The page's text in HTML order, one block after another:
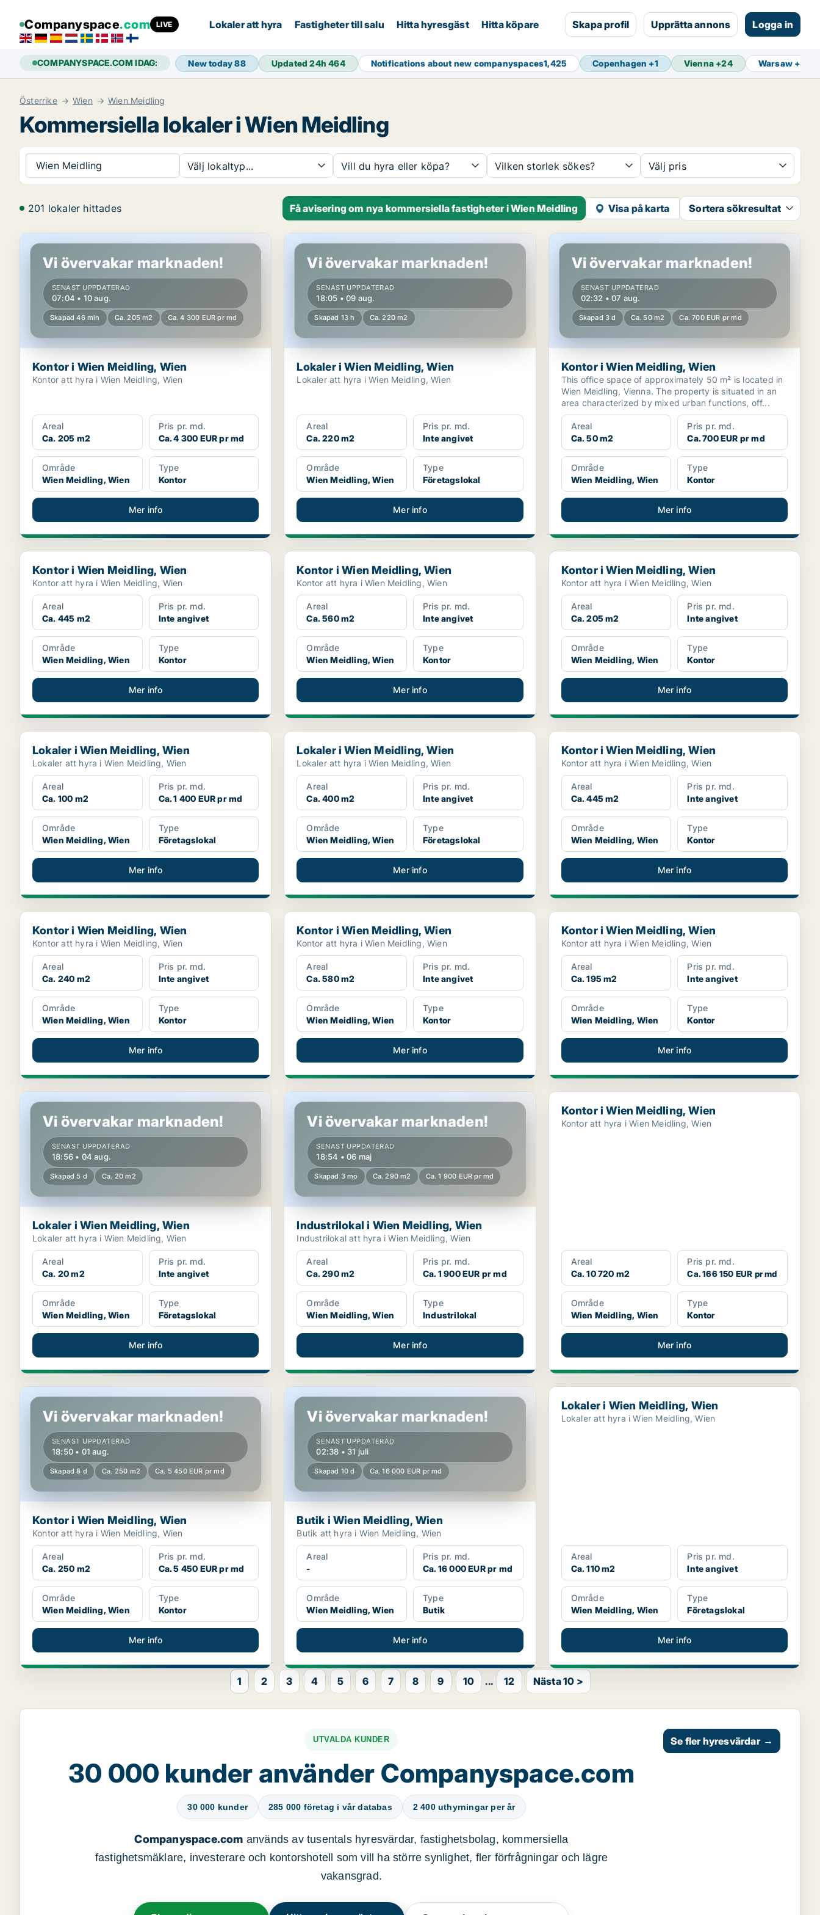
Companyspace.com LIVE Lokaler att hyra Fastigheter till salu Hitta hyresgäst Hitta köpare Skapa profil Upprätta annons Logga in
COMPANYSPACE.COM IDAG: New today88 Updated 24h464 Notifications about new companyspaces1,425 Copenhagen +1 Vienna +24 Warsaw +3
Österrike Wien Wien Meidling
Kommersiella lokaler i Wien Meidling
Wien Meidling Välj lokaltyp... Vill du hyra eller köpa? Vilken storlek sökes? Välj pris
201 lokaler hittades Få avisering om nya kommersiella fastigheter i Wien Meidling Visa på karta Sortera sökresultat
Kontor i Wien Meidling, Wien
Vi övervakar marknaden!
SENAST UPPDATERAD
07:04 • 10 aug.
Skapad 46 min Ca. 205 m2 Ca. 4 300 EUR pr md
Kontor i Wien Meidling, Wien
Kontor att hyra i Wien Meidling, Wien
Areal
Ca. 205 m2
Pris pr. md.
Ca. 4 300 EUR pr md
Område
Wien Meidling, Wien
Type
Kontor
Mer info
Lokaler i Wien Meidling, Wien
Vi övervakar marknaden!
SENAST UPPDATERAD
18:05 • 09 aug.
Skapad 13 h Ca. 220 m2
Lokaler i Wien Meidling, Wien
Lokaler att hyra i Wien Meidling, Wien
Areal
Ca. 220 m2
Pris pr. md.
Inte angivet
Område
Wien Meidling, Wien
Type
Företagslokal
Mer info
Kontor i Wien Meidling, Wien
Vi övervakar marknaden!
SENAST UPPDATERAD
02:32 • 07 aug.
Skapad 3 d Ca. 50 m2 Ca. 700 EUR pr md
Kontor i Wien Meidling, Wien
This office space of approximately 50 m² is located in
Wien Meidling, Vienna. The property is situated in an
area characterized by mixed urban functions, off...
Areal
Ca. 50 m2
Pris pr. md.
Ca. 700 EUR pr md
Område
Wien Meidling, Wien
Type
Kontor
Mer info
Kontor i Wien Meidling, Wien
Kontor i Wien Meidling, Wien
Kontor att hyra i Wien Meidling, Wien
Areal
Ca. 445 m2
Pris pr. md.
Inte angivet
Område
Wien Meidling, Wien
Type
Kontor
Mer info
Kontor i Wien Meidling, Wien
Kontor i Wien Meidling, Wien
Kontor att hyra i Wien Meidling, Wien
Areal
Ca. 560 m2
Pris pr. md.
Inte angivet
Område
Wien Meidling, Wien
Type
Kontor
Mer info
Kontor i Wien Meidling, Wien
Kontor i Wien Meidling, Wien
Kontor att hyra i Wien Meidling, Wien
Areal
Ca. 205 m2
Pris pr. md.
Inte angivet
Område
Wien Meidling, Wien
Type
Kontor
Mer info
Lokaler i Wien Meidling, Wien
Lokaler i Wien Meidling, Wien
Lokaler att hyra i Wien Meidling, Wien
Areal
Ca. 100 m2
Pris pr. md.
Ca. 1 400 EUR pr md
Område
Wien Meidling, Wien
Type
Företagslokal
Mer info
Lokaler i Wien Meidling, Wien
Lokaler i Wien Meidling, Wien
Lokaler att hyra i Wien Meidling, Wien
Areal
Ca. 400 m2
Pris pr. md.
Inte angivet
Område
Wien Meidling, Wien
Type
Företagslokal
Mer info
Kontor i Wien Meidling, Wien
Kontor i Wien Meidling, Wien
Kontor att hyra i Wien Meidling, Wien
Areal
Ca. 445 m2
Pris pr. md.
Inte angivet
Område
Wien Meidling, Wien
Type
Kontor
Mer info
Kontor i Wien Meidling, Wien
Kontor i Wien Meidling, Wien
Kontor att hyra i Wien Meidling, Wien
Areal
Ca. 240 m2
Pris pr. md.
Inte angivet
Område
Wien Meidling, Wien
Type
Kontor
Mer info
Kontor i Wien Meidling, Wien
Kontor i Wien Meidling, Wien
Kontor att hyra i Wien Meidling, Wien
Areal
Ca. 580 m2
Pris pr. md.
Inte angivet
Område
Wien Meidling, Wien
Type
Kontor
Mer info
Kontor i Wien Meidling, Wien
Kontor i Wien Meidling, Wien
Kontor att hyra i Wien Meidling, Wien
Areal
Ca. 195 m2
Pris pr. md.
Inte angivet
Område
Wien Meidling, Wien
Type
Kontor
Mer info
Lokaler i Wien Meidling, Wien
Vi övervakar marknaden!
SENAST UPPDATERAD
18:56 • 04 aug.
Skapad 5 d Ca. 20 m2
Lokaler i Wien Meidling, Wien
Lokaler att hyra i Wien Meidling, Wien
Areal
Ca. 20 m2
Pris pr. md.
Inte angivet
Område
Wien Meidling, Wien
Type
Företagslokal
Mer info
Industrilokal i Wien Meidling, Wien
Vi övervakar marknaden!
SENAST UPPDATERAD
18:54 • 06 maj
Skapad 3 mo Ca. 290 m2 Ca. 1 900 EUR pr md
Industrilokal i Wien Meidling, Wien
Industrilokal att hyra i Wien Meidling, Wien
Areal
Ca. 290 m2
Pris pr. md.
Ca. 1 900 EUR pr md
Område
Wien Meidling, Wien
Type
Industrilokal
Mer info
Kontor i Wien Meidling, Wien
Kontor i Wien Meidling, Wien
Kontor att hyra i Wien Meidling, Wien
Areal
Ca. 10 720 m2
Pris pr. md.
Ca. 166 150 EUR pr md
Område
Wien Meidling, Wien
Type
Kontor
Mer info
Kontor i Wien Meidling, Wien
Vi övervakar marknaden!
SENAST UPPDATERAD
18:50 • 01 aug.
Skapad 8 d Ca. 250 m2 Ca. 5 450 EUR pr md
Kontor i Wien Meidling, Wien
Kontor att hyra i Wien Meidling, Wien
Areal
Ca. 250 m2
Pris pr. md.
Ca. 5 450 EUR pr md
Område
Wien Meidling, Wien
Type
Kontor
Mer info
Butik i Wien Meidling, Wien
Vi övervakar marknaden!
SENAST UPPDATERAD
02:38 • 31 juli
Skapad 10 d Ca. 16 000 EUR pr md
Butik i Wien Meidling, Wien
Butik att hyra i Wien Meidling, Wien
Areal
-
Pris pr. md.
Ca. 16 000 EUR pr md
Område
Wien Meidling, Wien
Type
Butik
Mer info
Lokaler i Wien Meidling, Wien
Lokaler i Wien Meidling, Wien
Lokaler att hyra i Wien Meidling, Wien
Areal
Ca. 110 m2
Pris pr. md.
Inte angivet
Område
Wien Meidling, Wien
Type
Företagslokal
Mer info
1 2 3 4 5 6 7 8 9 10 ... 12 Nästa 10 >
UTVALDA KUNDER
30 000 kunder använder Companyspace.com
30 000 kunder 285 000 företag i vår databas 2 400 uthyrningar per år
Companyspace.com används av tusentals hyresvärdar, fastighetsbolag, kommersiella
fastighetsmäklare, investerare och kontorshotell som vill ha större synlighet, fler förfrågningar och lägre
vakansgrad.
Se fler hyresvärdar →